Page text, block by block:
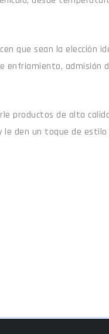
que sean la elección
enfriamiento, admisión
productos de alta
den un toque de